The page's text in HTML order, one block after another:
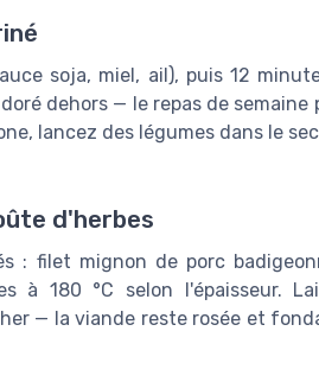
soja, miel, ail), puis 12
dehors — le repas de
lancez des légumes dans le
d'herbes
: filet mignon de porc
à 180 °C selon l'épaisseur.
— la viande reste rosée et